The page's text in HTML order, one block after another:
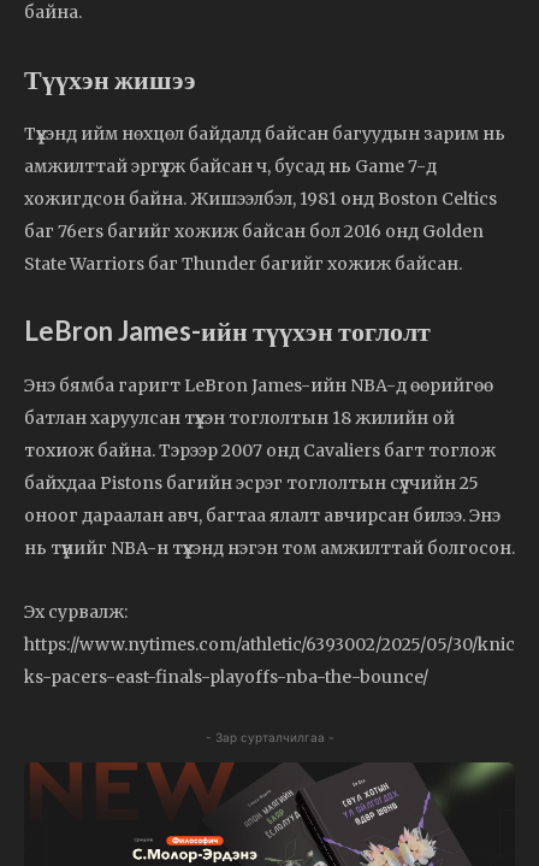
байна.
Түүхэн жишээ
Түүхэнд ийм нөхцөл байдалд байсан багуудын зарим нь
амжилттай эргүүлж байсан ч, бусад нь Game 7-д
хожигдсон байна. Жишээлбэл, 1981 онд Boston Celtics
баг 76ers багийг хожиж байсан бол 2016 онд Golden
State Warriors баг Thunder багийг хожиж байсан.
LeBron James-ийн түүхэн тоглолт
Энэ бямба гаригт LeBron James-ийн NBA-д өөрийгөө
батлан харуулсан түүхэн тоглолтын 18 жилийн ой
тохиож байна. Тэрээр 2007 онд Cavaliers багт тоглож
байхдаа Pistons багийн эсрэг тоглолтын сүүлчийн 25
оноог дараалан авч, багтаа ялалт авчирсан билээ. Энэ
нь түүнийг NBA-н түүхэнд нэгэн том амжилттай болгосон.
Эх сурвалж:
https://www.nytimes.com/athletic/6393002/2025/05/30/knic
ks-pacers-east-finals-playoffs-nba-the-bounce/
- Зар сурталчилгаа -